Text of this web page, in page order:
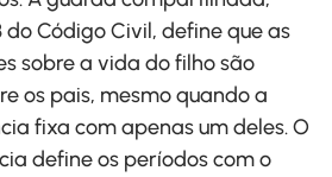
do Código Civil, define que as
sobre a vida do filho são
os pais, mesmo quando a
fixa com apenas um deles. O
define os períodos com o